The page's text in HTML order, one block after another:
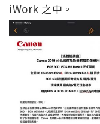
iWork 之中。